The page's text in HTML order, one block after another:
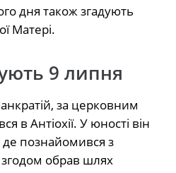
дня також згадують
Матері.
9 липня
за церковним
в Антіохії. У юності він
де познайомився з
обрав шлях